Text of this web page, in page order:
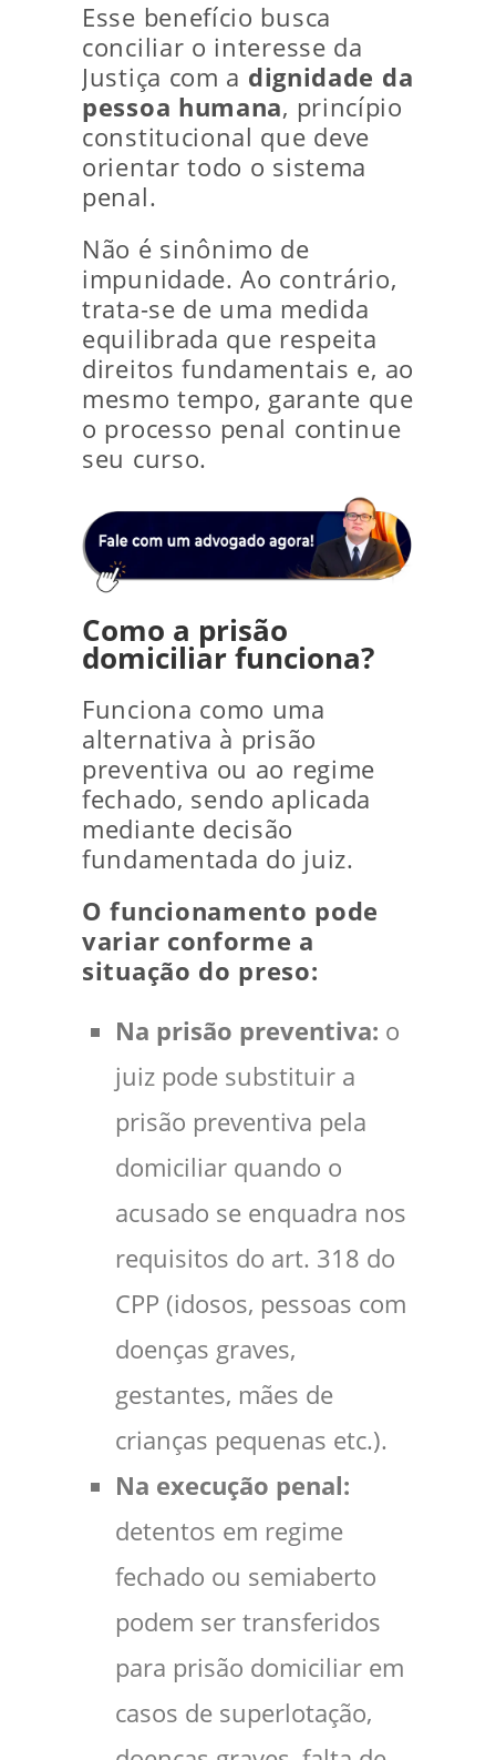
Esse benefício busca
conciliar o interesse da
Justiça com a dignidade da
pessoa humana, princípio
constitucional que deve
orientar todo o sistema
penal.
Não é sinônimo de
impunidade. Ao contrário,
trata-se de uma medida
equilibrada que respeita
direitos fundamentais e, ao
mesmo tempo, garante que
o processo penal continue
seu curso.
Como a prisão
domiciliar funciona?
Funciona como uma
alternativa à prisão
preventiva ou ao regime
fechado, sendo aplicada
mediante decisão
fundamentada do juiz.
O funcionamento pode
variar conforme a
situação do preso:
Na prisão preventiva: o
juiz pode substituir a
prisão preventiva pela
domiciliar quando o
acusado se enquadra nos
requisitos do art. 318 do
CPP (idosos, pessoas com
doenças graves,
gestantes, mães de
crianças pequenas etc.).
Na execução penal:
detentos em regime
fechado ou semiaberto
podem ser transferidos
para prisão domiciliar em
casos de superlotação,